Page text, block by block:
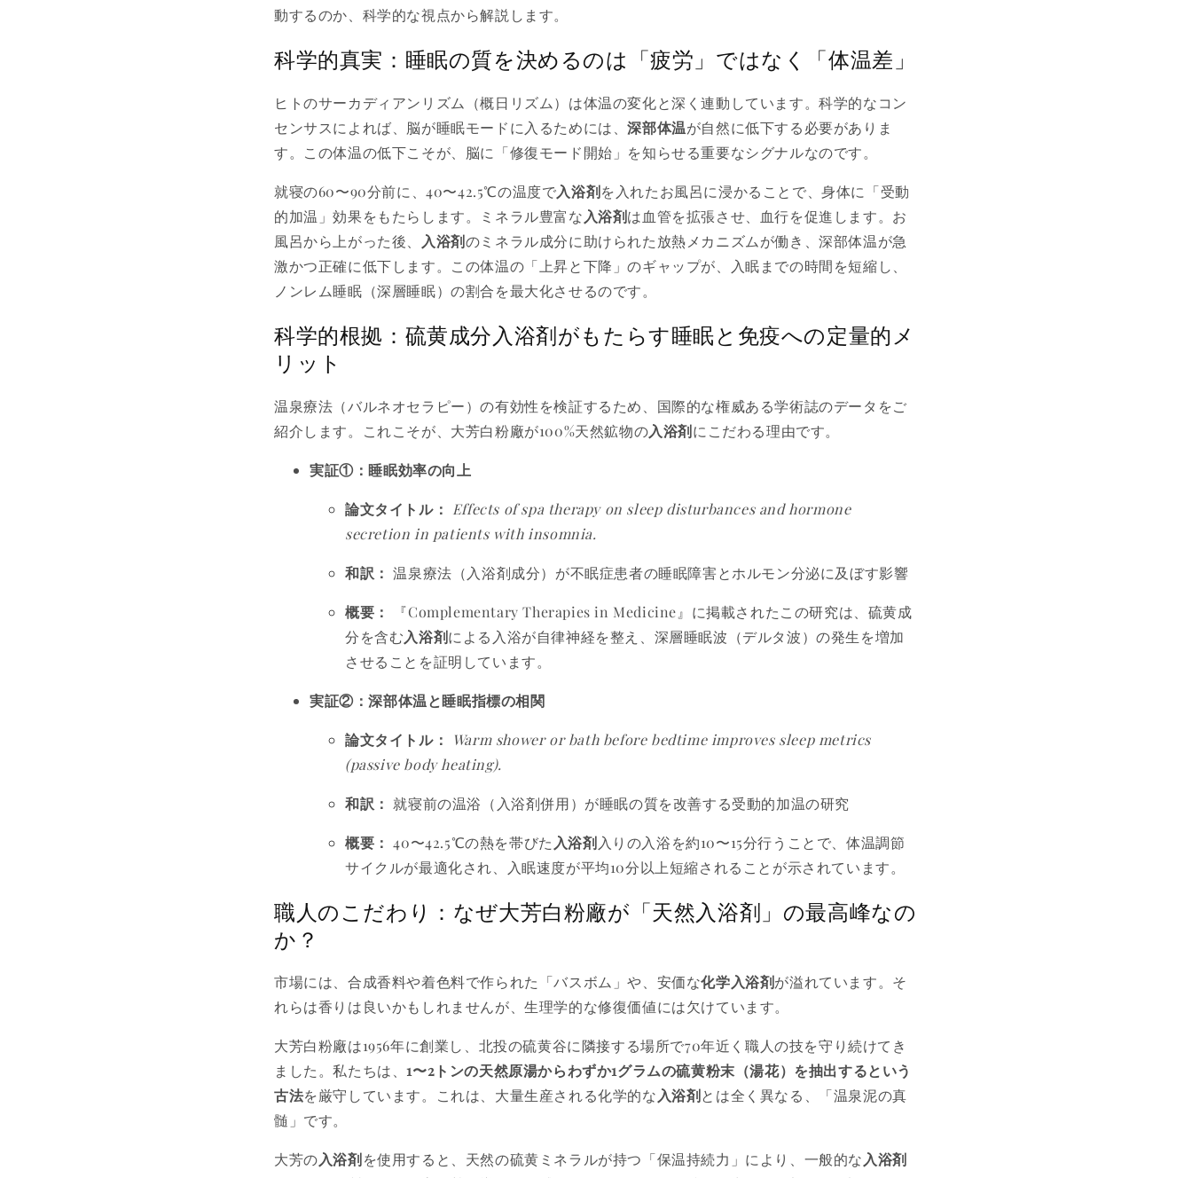
動するのか、科学的な視点から解説します。
科学的真実：睡眠の質を決めるのは「疲労」ではなく「体温差」
ヒトのサーカディアンリズム（概日リズム）は体温の変化と深く連動しています。科学的なコン
センサスによれば、脳が睡眠モードに入るためには、深部体温が自然に低下する必要がありま
す。この体温の低下こそが、脳に「修復モード開始」を知らせる重要なシグナルなのです。
就寝の60〜90分前に、40〜42.5℃の温度で入浴剤を入れたお風呂に浸かることで、身体に「受動
的加温」効果をもたらします。ミネラル豊富な 入浴剤は血管を拡張させ、血行を促進します。お
風呂から上がった後、
入浴剤のミネラル成分に助けられた放熱メカニズムが働き、深部体温が急
激かつ正確に低下します。この体温の「上昇と下降」のギャップが、入眠までの時間を短縮し、
ノンレム睡眠（深層睡眠）の割合を最大化させるのです。
科学的根拠：硫黄成分入浴剤がもたらす睡眠と免疫への定量的メ
リット
温泉療法（バルネオセラピー）の有効性を検証するため、国際的な権威ある学術誌のデータをご
紹介します。これこそが、大芳白粉廠が100%天然鉱物の入浴剤にこだわる理由です。
実証①：睡眠効率の向上
論文タイトル：
Effects of spa therapy on sleep disturbances and hormone
secretion in patients with insomnia.
和訳： 温泉療法（入浴剤成分）が不眠症患者の睡眠障害とホルモン分泌に及ぼす影響
概要：
『Complementary Therapies in Medicine』に掲載されたこの研究は、硫黄成
分を含む入浴剤による入浴が自律神経を整え、深層睡眠波（デルタ波）の発生を増加
させることを証明しています。
実証②：深部体温と睡眠指標の相関
論文タイトル：
Warm shower or bath before bedtime improves sleep metrics
(passive body heating).
和訳： 就寝前の温浴（入浴剤併用）が睡眠の質を改善する受動的加温の研究
概要： 40〜42.5℃の熱を帯びた 入浴剤入りの入浴を約10〜15分行うことで、体温調節
サイクルが最適化され、入眠速度が平均10分以上短縮されることが示されています。
職人のこだわり：なぜ大芳白粉廠が「天然入浴剤」の最高峰なの
か？
市場には、合成香料や着色料で作られた「バスボム」や、安価な化学入浴剤が溢れています。そ
れらは香りは良いかもしれませんが、生理学的な修復価値には欠けています。
大芳白粉廠は1956年に創業し、北投の硫黄谷に隣接する場所で70年近く職人の技を守り続けてき
ました。私たちは、1〜2トンの天然原湯からわずか1グラムの硫黄粉末（湯花）を抽出するという
古法を厳守しています。これは、大量生産される化学的な入浴剤とは全く異なる、「温泉泥の真
髄」です。
大芳の入浴剤を使用すると、天然の硫黄ミネラルが持つ「保温持続力」により、一般的な入浴剤